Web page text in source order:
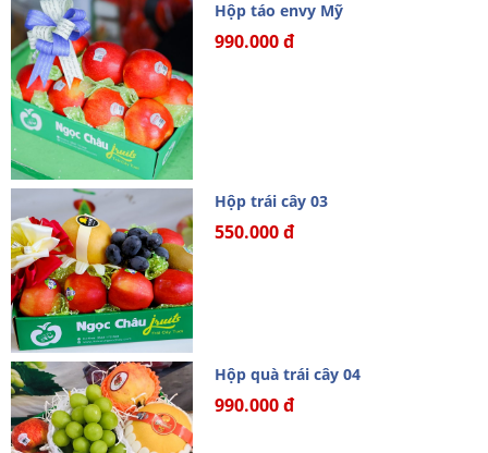
Hộp táo envy Mỹ
990.000 đ
Hộp trái cây 03
550.000 đ
Hộp quà trái cây 04
990.000 đ